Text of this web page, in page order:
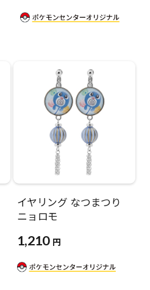
イヤリング なつまつり
ニョロモ
1,210 円